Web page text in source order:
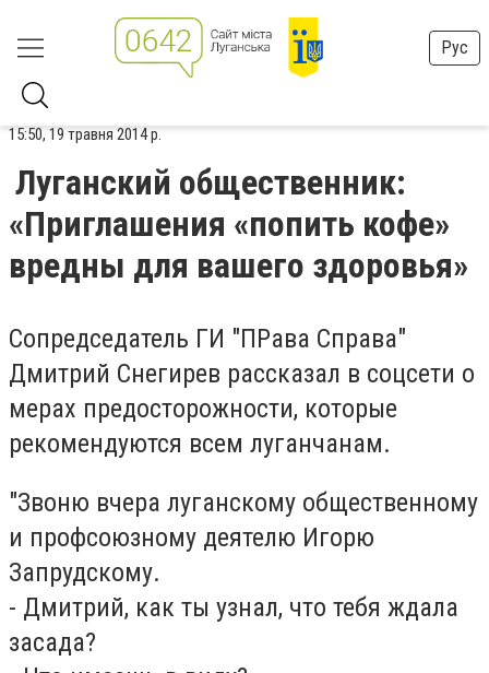
Рус
15:50, 19 травня 2014 р.
Луганский общественник:
«Приглашения «попить кофе»
вредны для вашего здоровья»
Сопредседатель ГИ "ПРава Справа"
Дмитрий Снегирев рассказал в соцсети о
мерах предосторожности, которые
рекомендуются всем луганчанам.
"Звоню вчера луганскому общественному
и профсоюзному деятелю Игорю
Запрудскому.
- Дмитрий, как ты узнал, что тебя ждала
засада?